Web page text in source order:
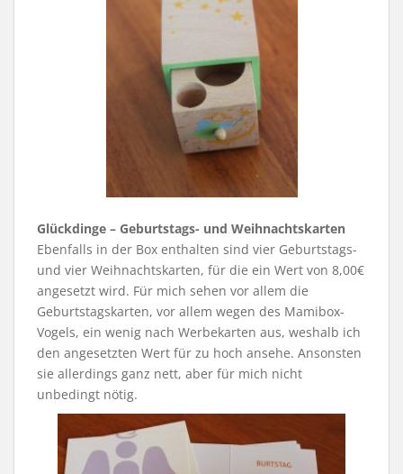
Glückdinge – Geburtstags- und Weihnachtskarten
Ebenfalls in der Box enthalten sind vier Geburtstags-
und vier Weihnachtskarten, für die ein Wert von 8,00€
angesetzt wird. Für mich sehen vor allem die
Geburtstagskarten, vor allem wegen des Mamibox-
Vogels, ein wenig nach Werbekarten aus, weshalb ich
den angesetzten Wert für zu hoch ansehe. Ansonsten
sie allerdings ganz nett, aber für mich nicht
unbedingt nötig.